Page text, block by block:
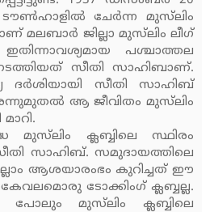
ടൗണ്‍ഹാളില്‍ ചേര്‍ന്ന മുസ്‌ലിം
മലബാര്‍ ജില്ലാ മുസ്‌ലിം ലീഗ്
ഇതിന്നാവശ്യമായ പശ്ചാത്തല
സീതി സാഹിബാണ്.
ദര്‍ശിയായി സീതി സാഹിബ്
ആ ജീവിതം മുസ്‌ലിം
മുസ്‌ലിം ക്ലബ്ബിലെ സ്ഥിരം
സാഹിബ്. സമുദായത്തിലെ
ആശയാരംഭം കുറിച്ചത് ഈ
ടോക്കിംഗ് ക്ലബ്ബല്ല.
പോലും മുസ്‌ലിം ക്ലബ്ബിലെ